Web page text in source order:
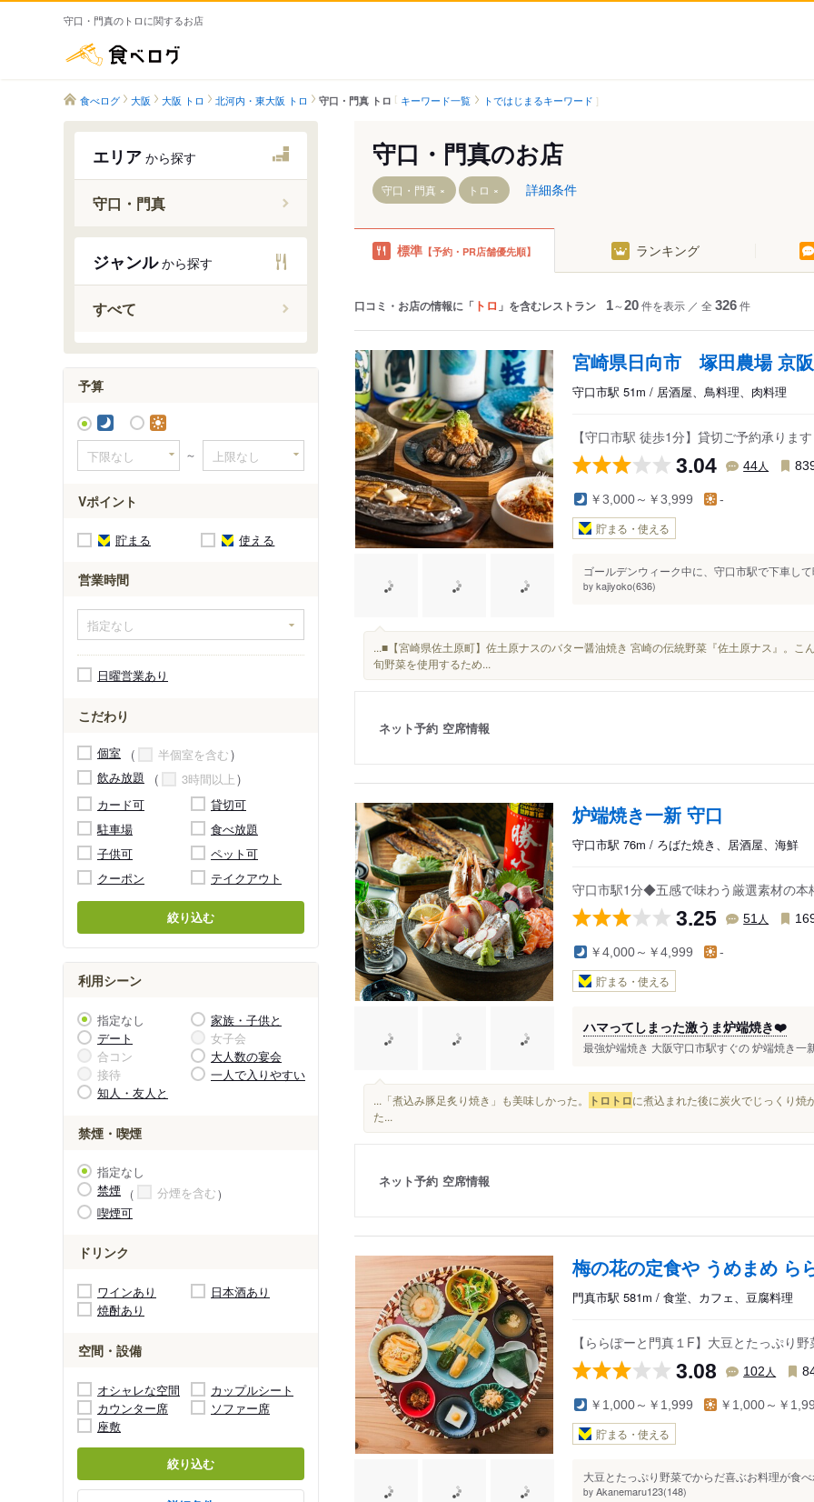
守口・門真のトロに関するお店
食べログ 大阪 大阪 トロ 北河内・東大阪 トロ 守口・門真 トロ キーワード一覧 トではじまるキーワード
エリア から探す
守口・門真
大日駅
太子橋今市駅
門真南駅
滝井駅
土居駅
守口市駅
西三荘駅
門真市駅
大和田駅
ジャンルから探す
すべて
予算
～
Vポイント
貯まる 使える
営業時間
日曜営業あり
こだわり
個室
半個室を含む
飲み放題
3時間以上
カード可
貸切可
駐車場
食べ放題
子供可
ペット可
クーポン
テイクアウト
絞り込む
利用シーン
指定なし
家族・子供と
デート
女子会
合コン
大人数の宴会
接待
一人で入りやすい
知人・友人と
禁煙・喫煙
指定なし
禁煙
分煙を含む
喫煙可
ドリンク
ワインあり
日本酒あり
焼酎あり
空間・設備
オシャレな空間
カップルシート
カウンター席
ソファー席
座敷
絞り込む
守口・門真のお店
守口・門真 トロ 詳細条件
標準 【予約・PR店舗優先順】 ランキング
口コミ・お店の情報に「 トロ 」を含むレストラン 1～20件を表示 ／ 全 326件
宮崎県日向市 塚田農場 京
守口市駅 51m / 居酒屋、鳥料理、肉料理
【守口市駅 徒歩1分】貸切ご予約承り
3.04 44人
￥3,000～￥3,999 -
貯まる・使える
ゴールデンウィーク中に、守口市駅で下車し
by kajiyoko(636)
...■【宮崎県佐土原町】佐土原ナスのバター醤油焼き 宮崎の伝統野菜『佐土原ナス』。こ
旬野菜を使用するため...
ネット予約 空席情報
炉端焼き一新 守口
守口市駅 76m / ろばた焼き、居酒屋、海鮮
守口市駅1分◆五感で味わう厳選素材の本
3.25 51 人
￥4,000～￥4,999 -
貯まる・使える
ハマってしまった激うま炉端焼き❤️
最強炉端焼き 大阪守口市駅すぐの 炉端焼き
...「煮込み豚足炙り焼き」も美味しかった。 トロ トロに煮込まれた後に炭火でじっくり焼
た...
ネット予約 空席情報
梅の花の定食や うめまめ ら
門真市駅 581m / 食堂、カフェ、豆腐料理
【ららぽーと門真１F】大豆とたっぷり
3.08 102 人
￥1,000～￥1,999 ￥1,000～￥
貯まる・使える
大豆とたっぷり野菜でからだ喜ぶお料理が食
by Akanemaru123(148)